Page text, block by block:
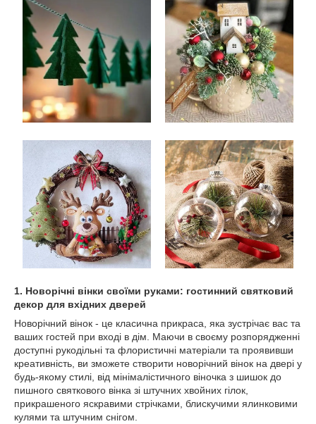
1. Новорічні вінки своїми руками: гостинний святковий
декор для вхідних дверей
Новорічний вінок - це класична прикраса, яка зустрічає вас та
ваших гостей при вході в дім. Маючи в своєму розпорядженні
доступні рукодільні та флористичні матеріали та проявивши
креативність, ви зможете створити новорічний вінок на двері у
будь-якому стилі, від мінімалістичного віночка з шишок до
пишного святкового вінка зі штучних хвойних гілок,
прикрашеного яскравими стрічками, блискучими ялинковими
кулями та штучним снігом.